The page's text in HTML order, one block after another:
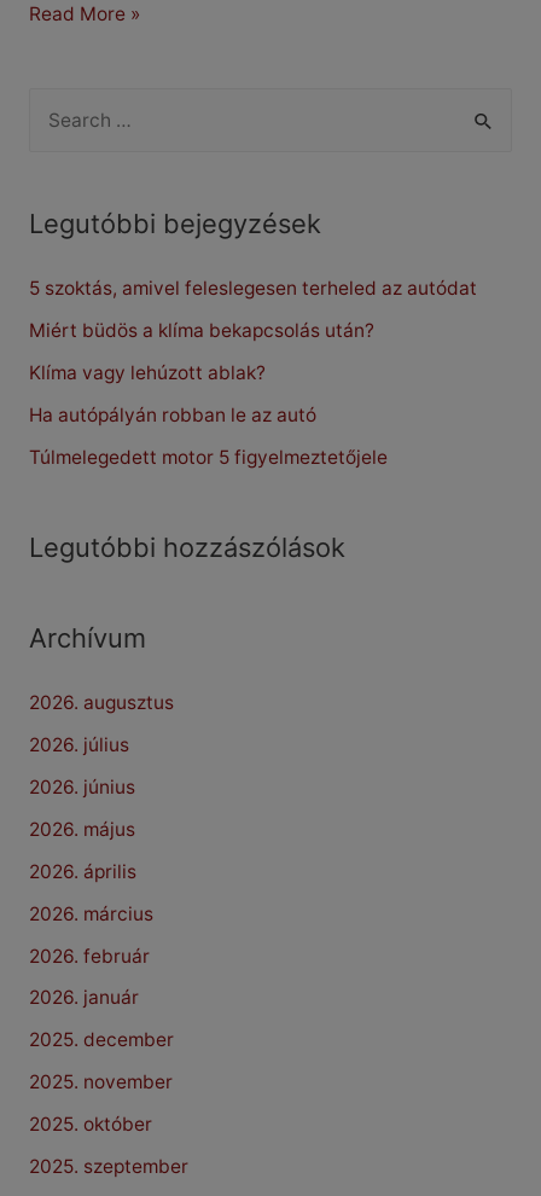
Hyundai
Read More »
r
h
f
o
r
Legutóbbi bejegyzések
5 szoktás, amivel feleslegesen terheled az autódat
Miért büdös a klíma bekapcsolás után?
Klíma vagy lehúzott ablak?
Ha autópályán robban le az autó
Túlmelegedett motor 5 figyelmeztetőjele
Legutóbbi hozzászólások
Archívum
2026. augusztus
2026. július
2026. június
2026. május
2026. április
2026. március
2026. február
2026. január
2025. december
2025. november
2025. október
2025. szeptember